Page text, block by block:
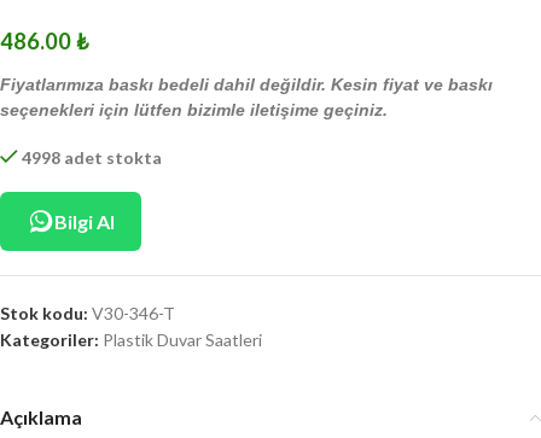
486.00₺
Fiyatlarımıza baskı bedeli dahil değildir. Kesin fiyat ve baskı
seçenekleri için lütfen bizimle iletişime geçiniz.
4998 adet stokta
Bilgi Al
Stok kodu: V30-346-T
Kategoriler: Plastik Duvar Saatleri
Açıklama